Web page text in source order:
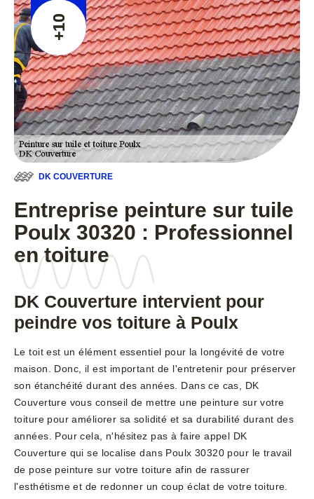
+10
DK COUVERTURE
Entreprise peinture sur tuile
Poulx 30320 : Professionnel
en toiture
DK Couverture intervient pour
peindre vos toiture à Poulx
Le toit est un élément essentiel pour la longévité de votre
maison. Donc, il est important de l'entretenir pour préserver
son étanchéité durant des années. Dans ce cas, DK
Couverture vous conseil de mettre une peinture sur votre
toiture pour améliorer sa solidité et sa durabilité durant des
années. Pour cela, n'hésitez pas à faire appel DK
Couverture qui se localise dans Poulx 30320 pour le travail
de pose peinture sur votre toiture afin de rassurer
l'esthétisme et de redonner un coup éclat de votre toiture.